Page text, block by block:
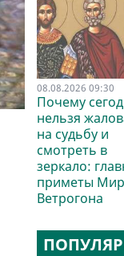
08.08.2026 09:30
Почему
нельзя
на судьбу и
смотреть в
зеркало:
приметы
Ветрогона